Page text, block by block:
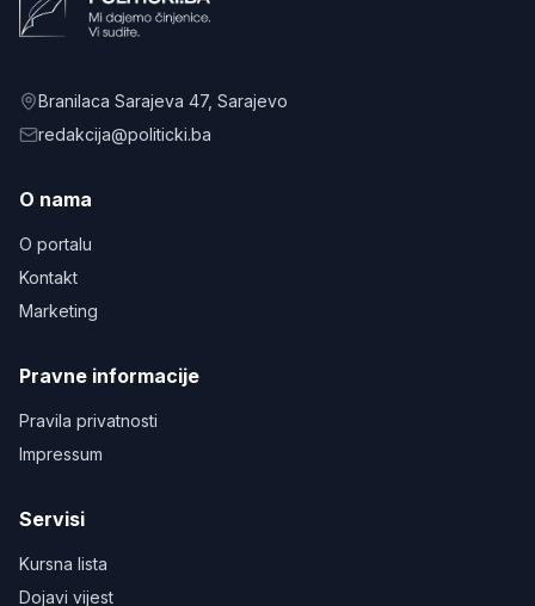
Branilaca Sarajeva 47, Sarajevo
redakcija@politicki.ba
O nama
O portalu
Kontakt
Marketing
Pravne informacije
Pravila privatnosti
Impressum
Servisi
Kursna lista
Dojavi vijest